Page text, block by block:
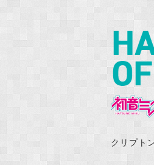
クリプト